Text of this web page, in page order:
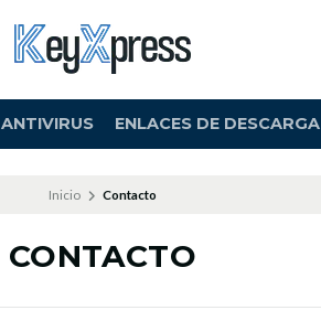
ANTIVIRUS ENLACES DE DESCARGA
Inicio Contacto
CONTACTO